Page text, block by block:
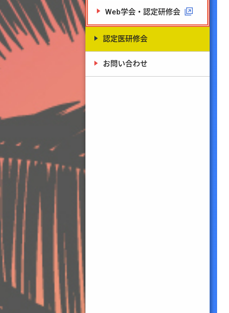
Web学会・認定研修会
認定医研修会
お問い合わせ